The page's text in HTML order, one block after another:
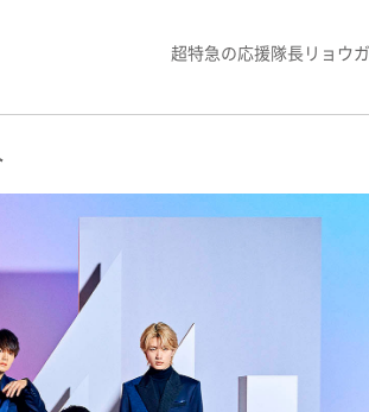
超特急の応援隊長リョウガ